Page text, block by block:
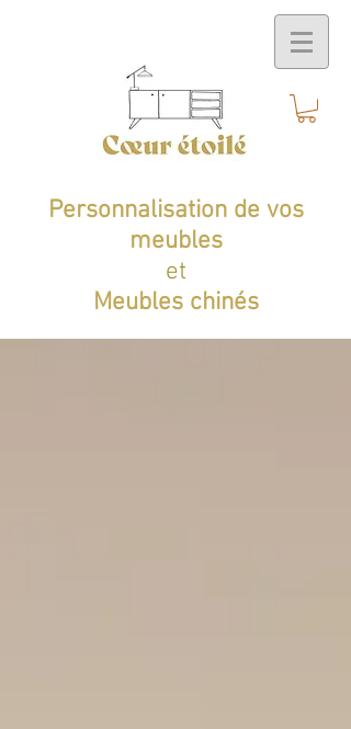
Personnalisation de vos
meubles
et
Meubles chinés